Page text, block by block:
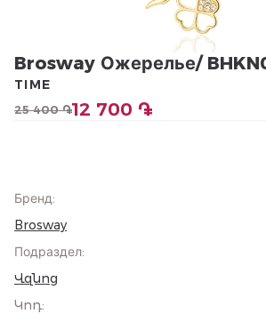
Brosway Ожерелье/
25 400 ֏12 700 ֏
TIME
Бренд:
Brosway
Подраздел:
Վզնոց
Կոդ: